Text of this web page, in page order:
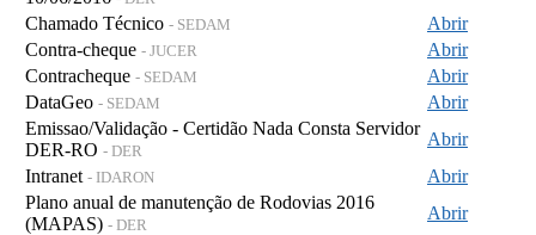
Chamado Técnico - SEDAM
Abrir
Contra-cheque - JUCER
Abrir
Contracheque - SEDAM
Abrir
DataGeo - SEDAM
Abrir
Emissao/Validação - Certidão Nada Consta Servidor
DER-RO - DER
Abrir
Intranet - IDARON
Abrir
Plano anual de manutenção de Rodovias 2016
(MAPAS) - DER
Abrir